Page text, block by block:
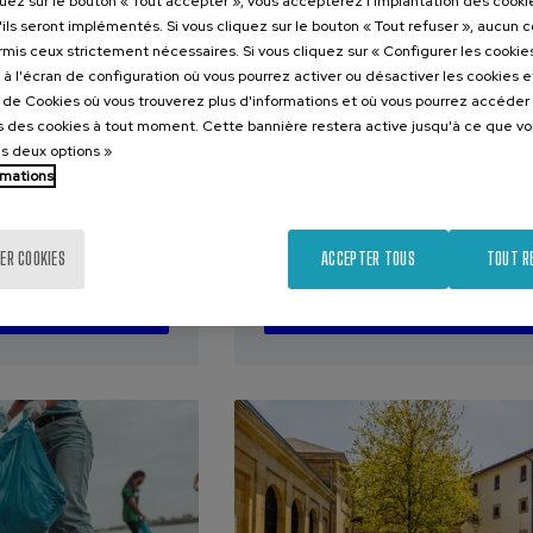
eta herri
Espagnol
places
passée
d'attente
d'inscription
International Congress
the Ibero-American
30 h. Anglais Espagnol
places
passée
d'attente
d'inscription
seront implémentés. Si vous cliquez sur le bouton « Tout refuser », aucun
ceux strictement nécessaires. Si vous cliquez sur « Configurer les
l'écran de configuration où vous pourrez activer ou désactiver les cookies
Cookies où vous trouverez plus d'informations et où vous pourrez accéder
des cookies à tout moment. Cette bannière restera active jusqu'à ce que
deux options »
COOKIES TOUT
ACCEPTER TOUS